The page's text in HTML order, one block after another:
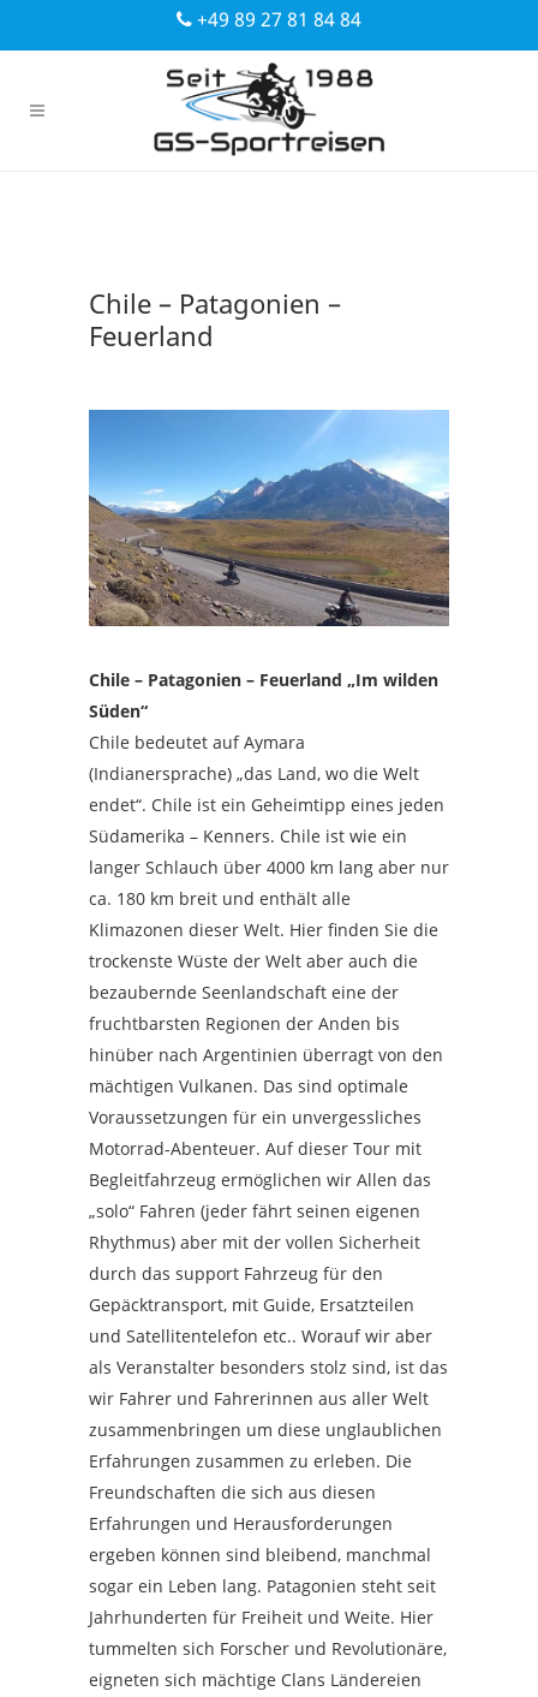
+49 89 27 81 84 84
Chile – Patagonien –
Feuerland
Chile – Patagonien – Feuerland „Im wilden
Süden“
Chile bedeutet auf Aymara
(Indianersprache) „das Land, wo die Welt
endet“. Chile ist ein Geheimtipp eines jeden
Südamerika – Kenners. Chile ist wie ein
langer Schlauch über 4000 km lang aber nur
ca. 180 km breit und enthält alle
Klimazonen dieser Welt. Hier finden Sie die
trockenste Wüste der Welt aber auch die
bezaubernde Seenlandschaft eine der
fruchtbarsten Regionen der Anden bis
hinüber nach Argentinien überragt von den
mächtigen Vulkanen. Das sind optimale
Voraussetzungen für ein unvergessliches
Motorrad-Abenteuer. Auf dieser Tour mit
Begleitfahrzeug ermöglichen wir Allen das
„solo“ Fahren (jeder fährt seinen eigenen
Rhythmus) aber mit der vollen Sicherheit
durch das support Fahrzeug für den
Gepäcktransport, mit Guide, Ersatzteilen
und Satellitentelefon etc.. Worauf wir aber
als Veranstalter besonders stolz sind, ist das
wir Fahrer und Fahrerinnen aus aller Welt
zusammenbringen um diese unglaublichen
Erfahrungen zusammen zu erleben. Die
Freundschaften die sich aus diesen
Erfahrungen und Herausforderungen
ergeben können sind bleibend, manchmal
sogar ein Leben lang. Patagonien steht seit
Jahrhunderten für Freiheit und Weite. Hier
tummelten sich Forscher und Revolutionäre,
eigneten sich mächtige Clans Ländereien